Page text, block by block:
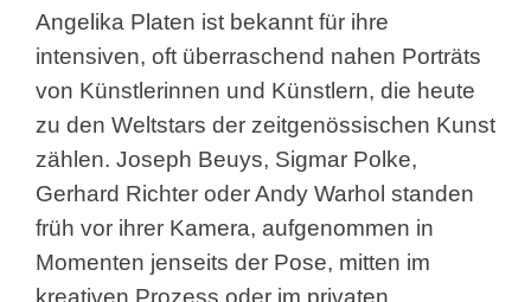
Angelika Platen ist bekannt für ihre
intensiven, oft überraschend nahen Porträts
von Künstlerinnen und Künstlern, die heute
zu den Weltstars der zeitgenössischen Kunst
zählen. Joseph Beuys, Sigmar Polke,
Gerhard Richter oder Andy Warhol standen
früh vor ihrer Kamera, aufgenommen in
Momenten jenseits der Pose, mitten im
kreativen Prozess oder im privaten